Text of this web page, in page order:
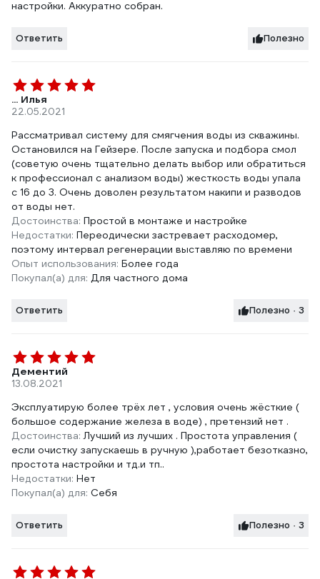
настройки. Аккуратно собран.
Ответить Полезно
... Илья
22.05.2021
Рассматривал систему для смягчения воды из скважины.
Остановился на Гейзере. После запуска и подбора смол
(советую очень тщательно делать выбор или обратиться
к профессионал с анализом воды) жесткость воды упала
с 16 до 3. Очень доволен результатом накипи и разводов
от воды нет.
Достоинства: Простой в монтаже и настройке
Недостатки: Переодически застревает расходомер,
поэтому интервал регенерации выставляю по времени
Опыт использования: Более года
Покупал(а) для: Для частного дома
Ответить Полезно · 3
Дементий
13.08.2021
Эксплуатирую более трёх лет , условия очень жёсткие (
большое содержание железа в воде) , претензий нет .
Достоинства:Лучший из лучших . Простота управления (
если очистку запускаешь в ручную ),работает безотказно,
простота настройки и тд.и тп..
Недостатки: Нет
Покупал(а) для: Себя
Ответить Полезно · 3